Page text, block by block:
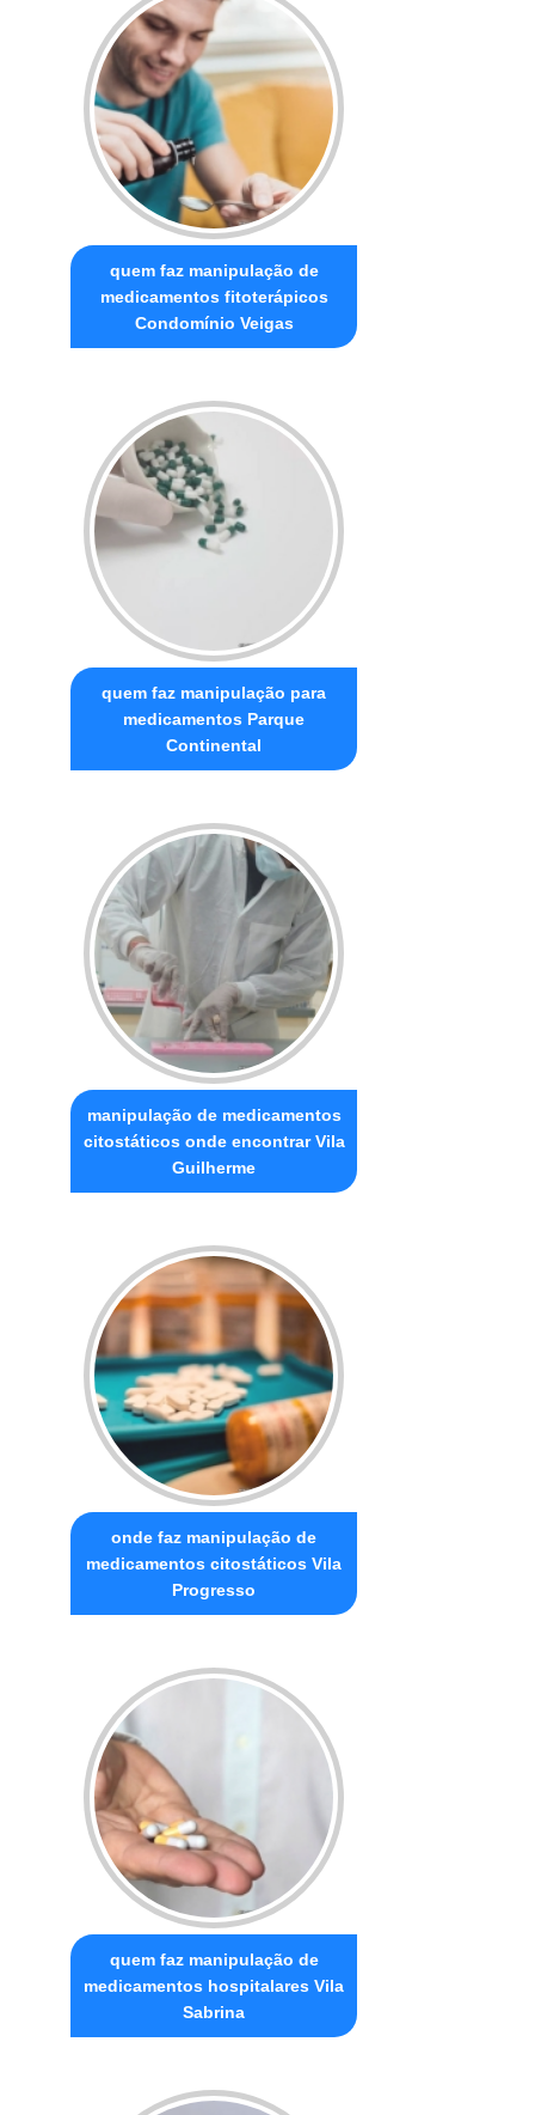
quem faz manipulação de
medicamentos fitoterápicos
Condomínio Veigas
quem faz manipulação para
medicamentos Parque
Continental
manipulação de medicamentos
citostáticos onde encontrar Vila
Guilherme
onde faz manipulação de
medicamentos citostáticos Vila
Progresso
quem faz manipulação de
medicamentos hospitalares Vila
Sabrina